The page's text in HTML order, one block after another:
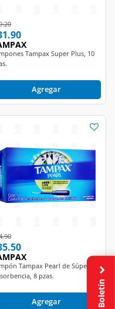
reduced from
to
Tampax Super Plus, 10
Agregar
reduced from
to
Tampax Pearl de Súper
8 pzas.
Agregar Boletín